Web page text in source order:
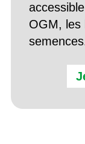
OGM, les